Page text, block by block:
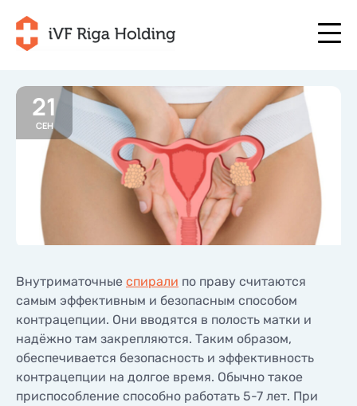
RU
+371 67 111 117
+371 25 641 022
О НАС
ЛЕЧЕНИЕ
ВАША ПРОГРАММА
НАЧНИТЕ СЕЙЧАС
ПОЛЕЗНО
ЦЕНЫ
RU
EN
SE
NO
+371 67 111 117
+371 25 641 022
ЛЕЧЕНИЕ
НАЧНИТЕ СЕЙЧАС
ПОЛЕЗНО
ЦЕНЫ
КОНТАКТЫ
21
СЕН
Внутриматочные спирали по праву считаются
самым эффективным и безопасным способом
контрацепции. Они вводятся в полость матки и
надёжно там закрепляются. Таким образом,
обеспечивается безопасность и эффективность
контрацепции на долгое время. Обычно такое
приспособление способно работать 5-7 лет. При